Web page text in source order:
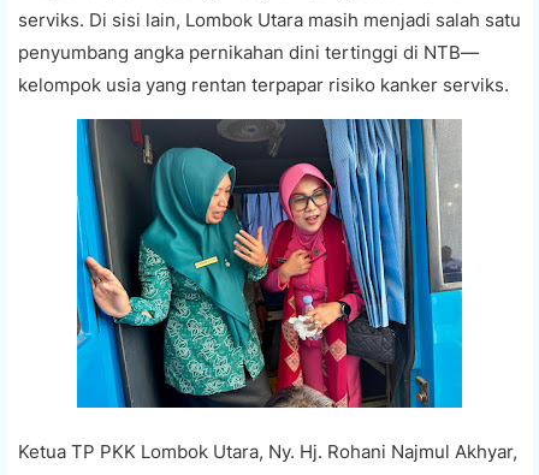
serviks. Di sisi lain, Lombok Utara masih menjadi salah satu
penyumbang angka pernikahan dini tertinggi di NTB—
kelompok usia yang rentan terpapar risiko kanker serviks.
Ketua TP PKK Lombok Utara, Ny. Hj. Rohani Najmul Akhyar,